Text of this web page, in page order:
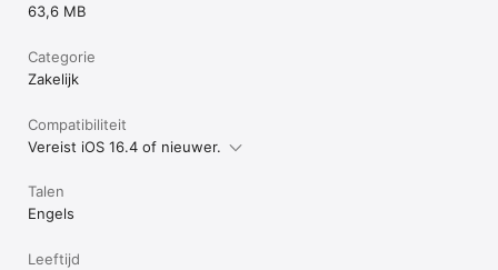
63,6 MB
Categorie
Zakelijk
Compatibiliteit
Vereist iOS 16.4 of nieuwer.
Talen
Engels
Leeftijd